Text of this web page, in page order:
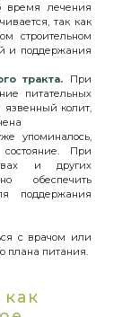
лечения
так как
строительном
и поддержания
тракта. При
питательных
язвенный колит,
упоминалось,
При
и других
обеспечить
поддержания
с врачом или
плана питания.